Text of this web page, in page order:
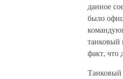
данное
было
танковый
факт, что
Танковый